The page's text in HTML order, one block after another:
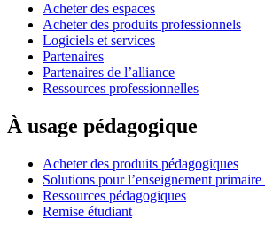
Acheter des espaces
Acheter des produits professionnels
Logiciels et services
Partenaires
Partenaires de l’alliance
Ressources professionnelles
À usage pédagogique
Acheter des produits pédagogiques
Solutions pour l’enseignement primaire
Ressources pédagogiques
Remise étudiant